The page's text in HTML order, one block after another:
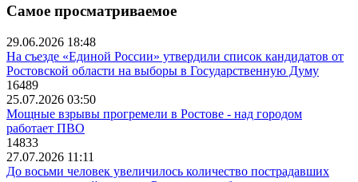
Самое просматриваемое
29.06.2026 18:48
На съезде «Единой России» утвердили список кандидатов от
Ростовской области на выборы в Государственную Думу
16489
25.07.2026 03:50
Мощные взрывы прогремели в Ростове - над городом
работает ПВО
14833
27.07.2026 11:11
До восьми человек увеличилось количество пострадавших